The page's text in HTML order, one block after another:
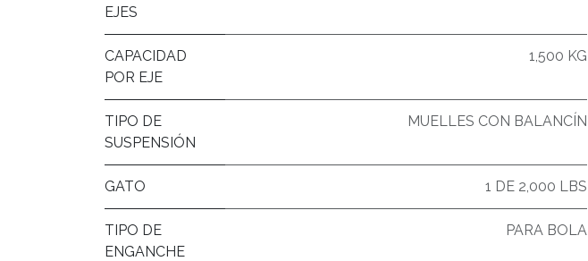
EJES
CAPACIDAD
POR EJE
1,500 KG
TIPO DE
SUSPENSIÓN
MUELLES CON BALANCÍN
GATO 1 DE 2,000 LBS
TIPO DE
ENGANCHE
PARA BOLA